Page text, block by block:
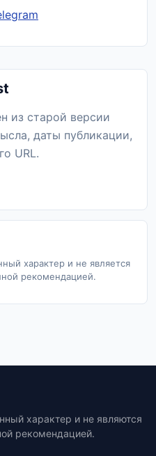
из старой версии
даты публикации,
URL.
характер и не является
рекомендацией.
характер и не являются
рекомендацией.